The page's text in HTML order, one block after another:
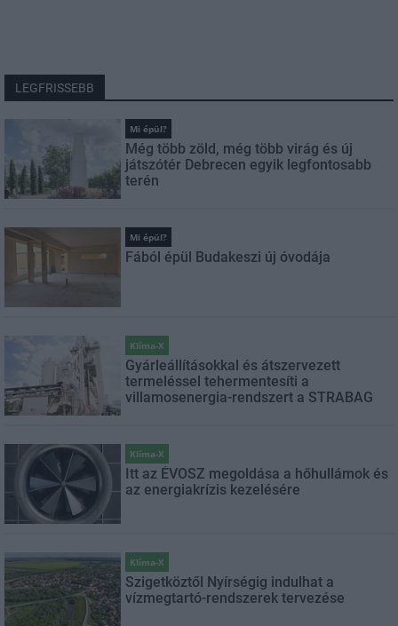
LEGFRISSEBB
Mi épül?
Még több zöld, még több virág és új
játszótér Debrecen egyik legfontosabb
terén
Mi épül?
Fából épül Budakeszi új óvodája
Klíma-X
Gyárleállításokkal és átszervezett
termeléssel tehermentesíti a
villamosenergia-rendszert a STRABAG
Klíma-X
Itt az ÉVOSZ megoldása a hőhullámok és
az energiakrízis kezelésére
Klíma-X
Szigetköztől Nyírségig indulhat a
vízmegtartó-rendszerek tervezése